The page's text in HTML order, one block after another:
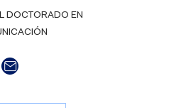
DOCTORADO EN